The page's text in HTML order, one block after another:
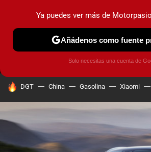
MENÚ
COCHES ELÉCTRICOS
HOY SE HABLA DE
DGT China Gasolina Xiaomi
Ya puedes ver más de
Añádenos como fuente
Solo necesitas una cuenta de